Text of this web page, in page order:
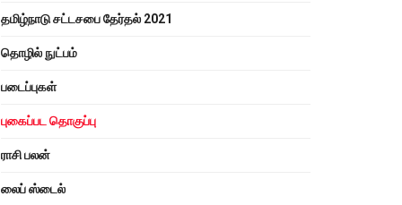
தமிழ்நாடு சட்டசபை தேர்தல் 2021
தொழில் நுட்பம்
படைப்புகள்
புகைப்பட தொகுப்பு
ராசி பலன்
லைப் ஸ்டைல்